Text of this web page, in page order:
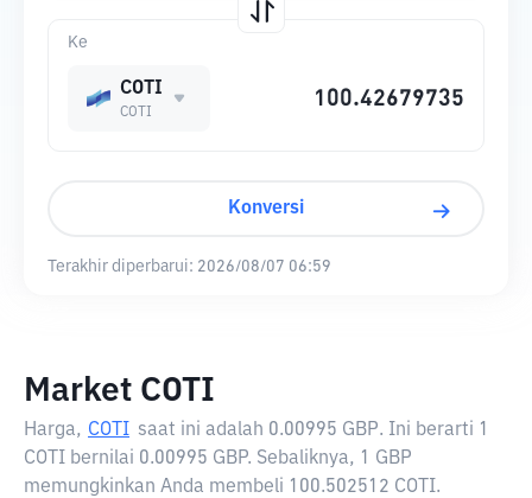
Ke
COTI
COTI
Konversi
Terakhir diperbarui: 2026/08/07 06:59
Market COTI
Harga, COTI saat ini adalah 0.00995 GBP. Ini berarti 1
COTI bernilai 0.00995 GBP. Sebaliknya, 1 GBP
memungkinkan Anda membeli 100.502512 COTI.